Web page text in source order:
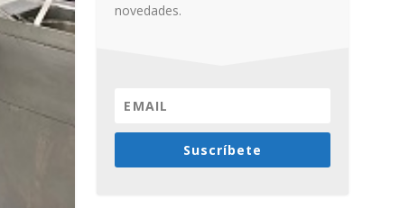
novedades.
Suscríbete